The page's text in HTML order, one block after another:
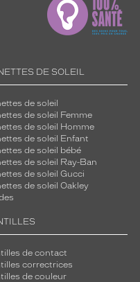
DE SOLEIL
de soleil
de soleil Femme
de soleil Homme
de soleil Enfant
de soleil bébé
de soleil Ray-Ban
de soleil Gucci
de soleil Oakley
de contact
correctrices
de couleur